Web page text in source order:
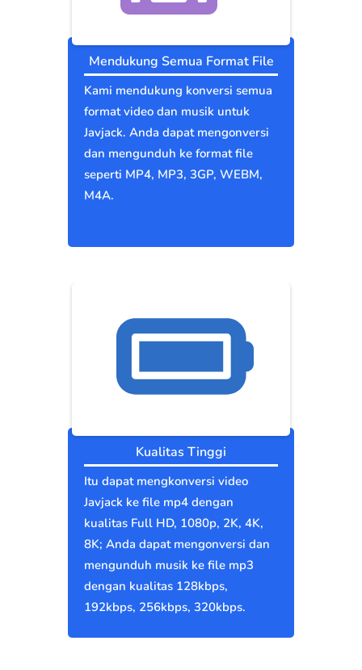
Mendukung Semua Format File
Kami mendukung konversi semua
format video dan musik untuk
Javjack. Anda dapat mengonversi
dan mengunduh ke format file
seperti MP4, MP3, 3GP, WEBM,
M4A.
Kualitas Tinggi
Itu dapat mengkonversi video
Javjack ke file mp4 dengan
kualitas Full HD, 1080p, 2K, 4K,
8K; Anda dapat mengonversi dan
mengunduh musik ke file mp3
dengan kualitas 128kbps,
192kbps, 256kbps, 320kbps.